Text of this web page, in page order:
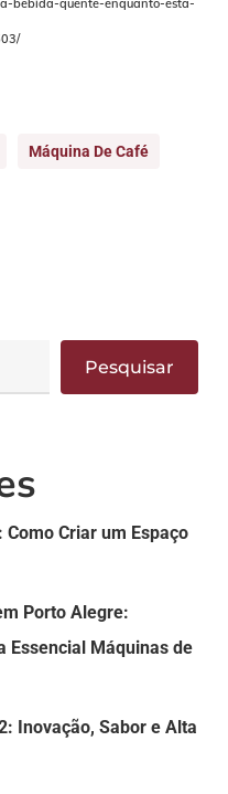
bebida-quente-enquanto-esta-
Máquina De Café
Pesquisar
Criar um Espaço
Porto Alegre:
Essencial Máquinas de
Inovação, Sabor e Alta